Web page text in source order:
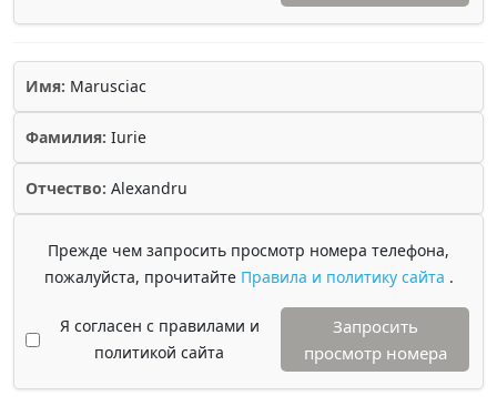
Имя: Marusciac
Фамилия: Iurie
Отчество: Alexandru
Прежде чем запросить просмотр номера телефона,
пожалуйста, прочитайте Правила и политику сайта .
Я согласен с правилами и
политикой сайта
Запросить
просмотр номера